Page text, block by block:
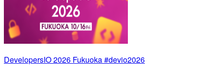
DevelopersIO 2026 Fukuoka #devio2026